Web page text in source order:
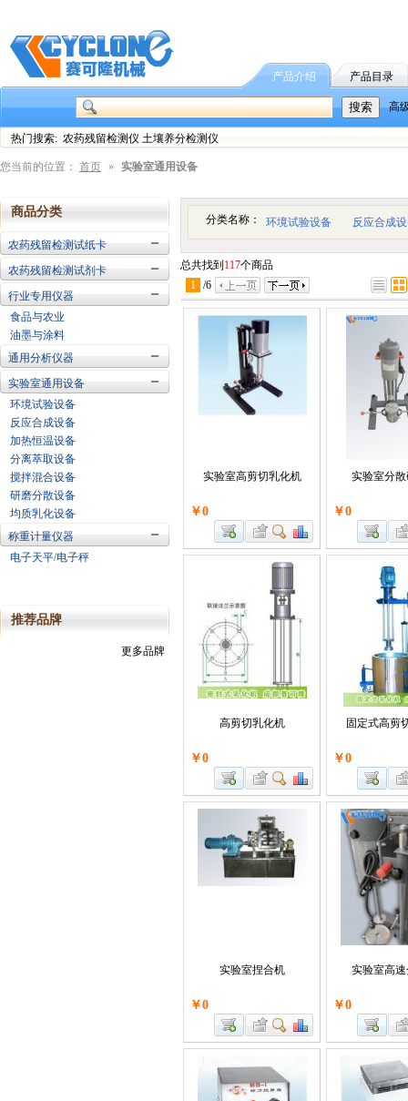
产品介绍 产品目录
高
热门搜索: 农药残留检测仪 土壤养分检测仪
您当前的位置： 首页 » 实验室通用设备
商品分类
农药残留检测试纸卡
农药残留检测试剂卡
行业专用仪器
食品与农业
油墨与涂料
通用分析仪器
实验室通用设备
环境试验设备
反应合成设备
加热恒温设备
分离萃取设备
搅拌混合设备
研磨分散设备
均质乳化设备
称重计量仪器
电子天平/电子秤
推荐品牌
更多品牌
分类名称： 环境试验设备 反应合成
总共找到 117个商品
1 /6
实验室高剪切乳化机
￥0
实验室分
￥0
高剪切乳化机
￥0
固定式高剪
￥0
实验室捏合机
￥0
实验室高
￥0